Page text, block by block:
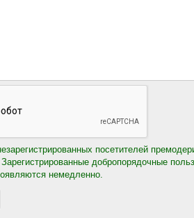
посетителей
добропорядочные
немедленно.